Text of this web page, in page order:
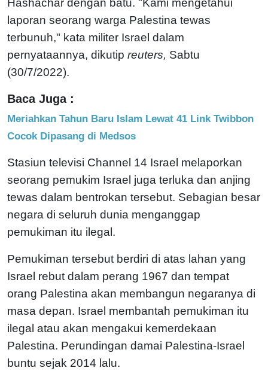
Hashachar dengan batu. "Kami mengetahui
laporan seorang warga Palestina tewas
terbunuh," kata militer Israel dalam
pernyataannya, dikutip reuters, Sabtu
(30/7/2022).
Baca Juga :
Meriahkan Tahun Baru Islam Lewat 41 Link Twibbon
Cocok Dipasang di Medsos
Stasiun televisi Channel 14 Israel melaporkan
seorang pemukim Israel juga terluka dan anjing
tewas dalam bentrokan tersebut. Sebagian besar
negara di seluruh dunia menganggap
pemukiman itu ilegal.
Pemukiman tersebut berdiri di atas lahan yang
Israel rebut dalam perang 1967 dan tempat
orang Palestina akan membangun negaranya di
masa depan. Israel membantah pemukiman itu
ilegal atau akan mengakui kemerdekaan
Palestina. Perundingan damai Palestina-Israel
buntu sejak 2014 lalu.